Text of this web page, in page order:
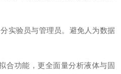
实验员与管理员。避免人为数据
合功能，更全面量分析液体与固